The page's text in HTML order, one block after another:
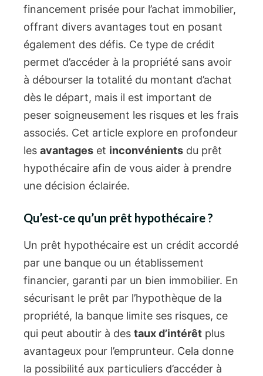
financement prisée pour l’achat immobilier,
offrant divers avantages tout en posant
également des défis. Ce type de crédit
permet d’accéder à la propriété sans avoir
à débourser la totalité du montant d’achat
dès le départ, mais il est important de
peser soigneusement les risques et les frais
associés. Cet article explore en profondeur
les avantages et inconvénients du prêt
hypothécaire afin de vous aider à prendre
une décision éclairée.
Qu’est-ce qu’un prêt hypothécaire ?
Un prêt hypothécaire est un crédit accordé
par une banque ou un établissement
financier, garanti par un bien immobilier. En
sécurisant le prêt par l’hypothèque de la
propriété, la banque limite ses risques, ce
qui peut aboutir à des taux d’intérêt plus
avantageux pour l’emprunteur. Cela donne
la possibilité aux particuliers d’accéder à